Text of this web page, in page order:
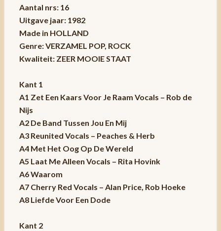
Aantal nrs: 16
Uitgave jaar: 1982
Made in HOLLAND
Genre: VERZAMEL POP, ROCK
Kwaliteit: ZEER MOOIE STAAT
Kant 1
A1 Zet Een Kaars Voor Je Raam Vocals – Rob de
Nijs
A2 De Band Tussen Jou En Mij
A3 Reunited Vocals – Peaches & Herb
A4 Met Het Oog Op De Wereld
A5 Laat Me Alleen Vocals – Rita Hovink
A6 Waarom
A7 Cherry Red Vocals – Alan Price, Rob Hoeke
A8 Liefde Voor Een Dode
Kant 2